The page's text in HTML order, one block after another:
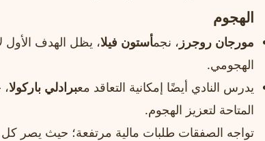
الهجوم
مورجان روجرز ، نجمأستون فيلا، يظل الهدف الأول
الهجومي.
يدرس النادي أيضًا إمكانية التعاقد معبرادلي باركولا،
المتاحة لتعزيز الهجوم.
تواجه الصفقات طلبات مالية مرتفعة؛ حيث يصر